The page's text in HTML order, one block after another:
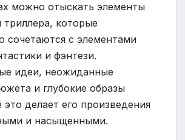
можно отыскать элементы
триллера, которые
сочетаются с элементами
и фэнтези.
идеи, неожиданные
и глубокие образы
это делает его произведения
и насыщенными.